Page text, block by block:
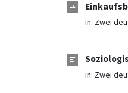
in: Zwei
in: Zwei